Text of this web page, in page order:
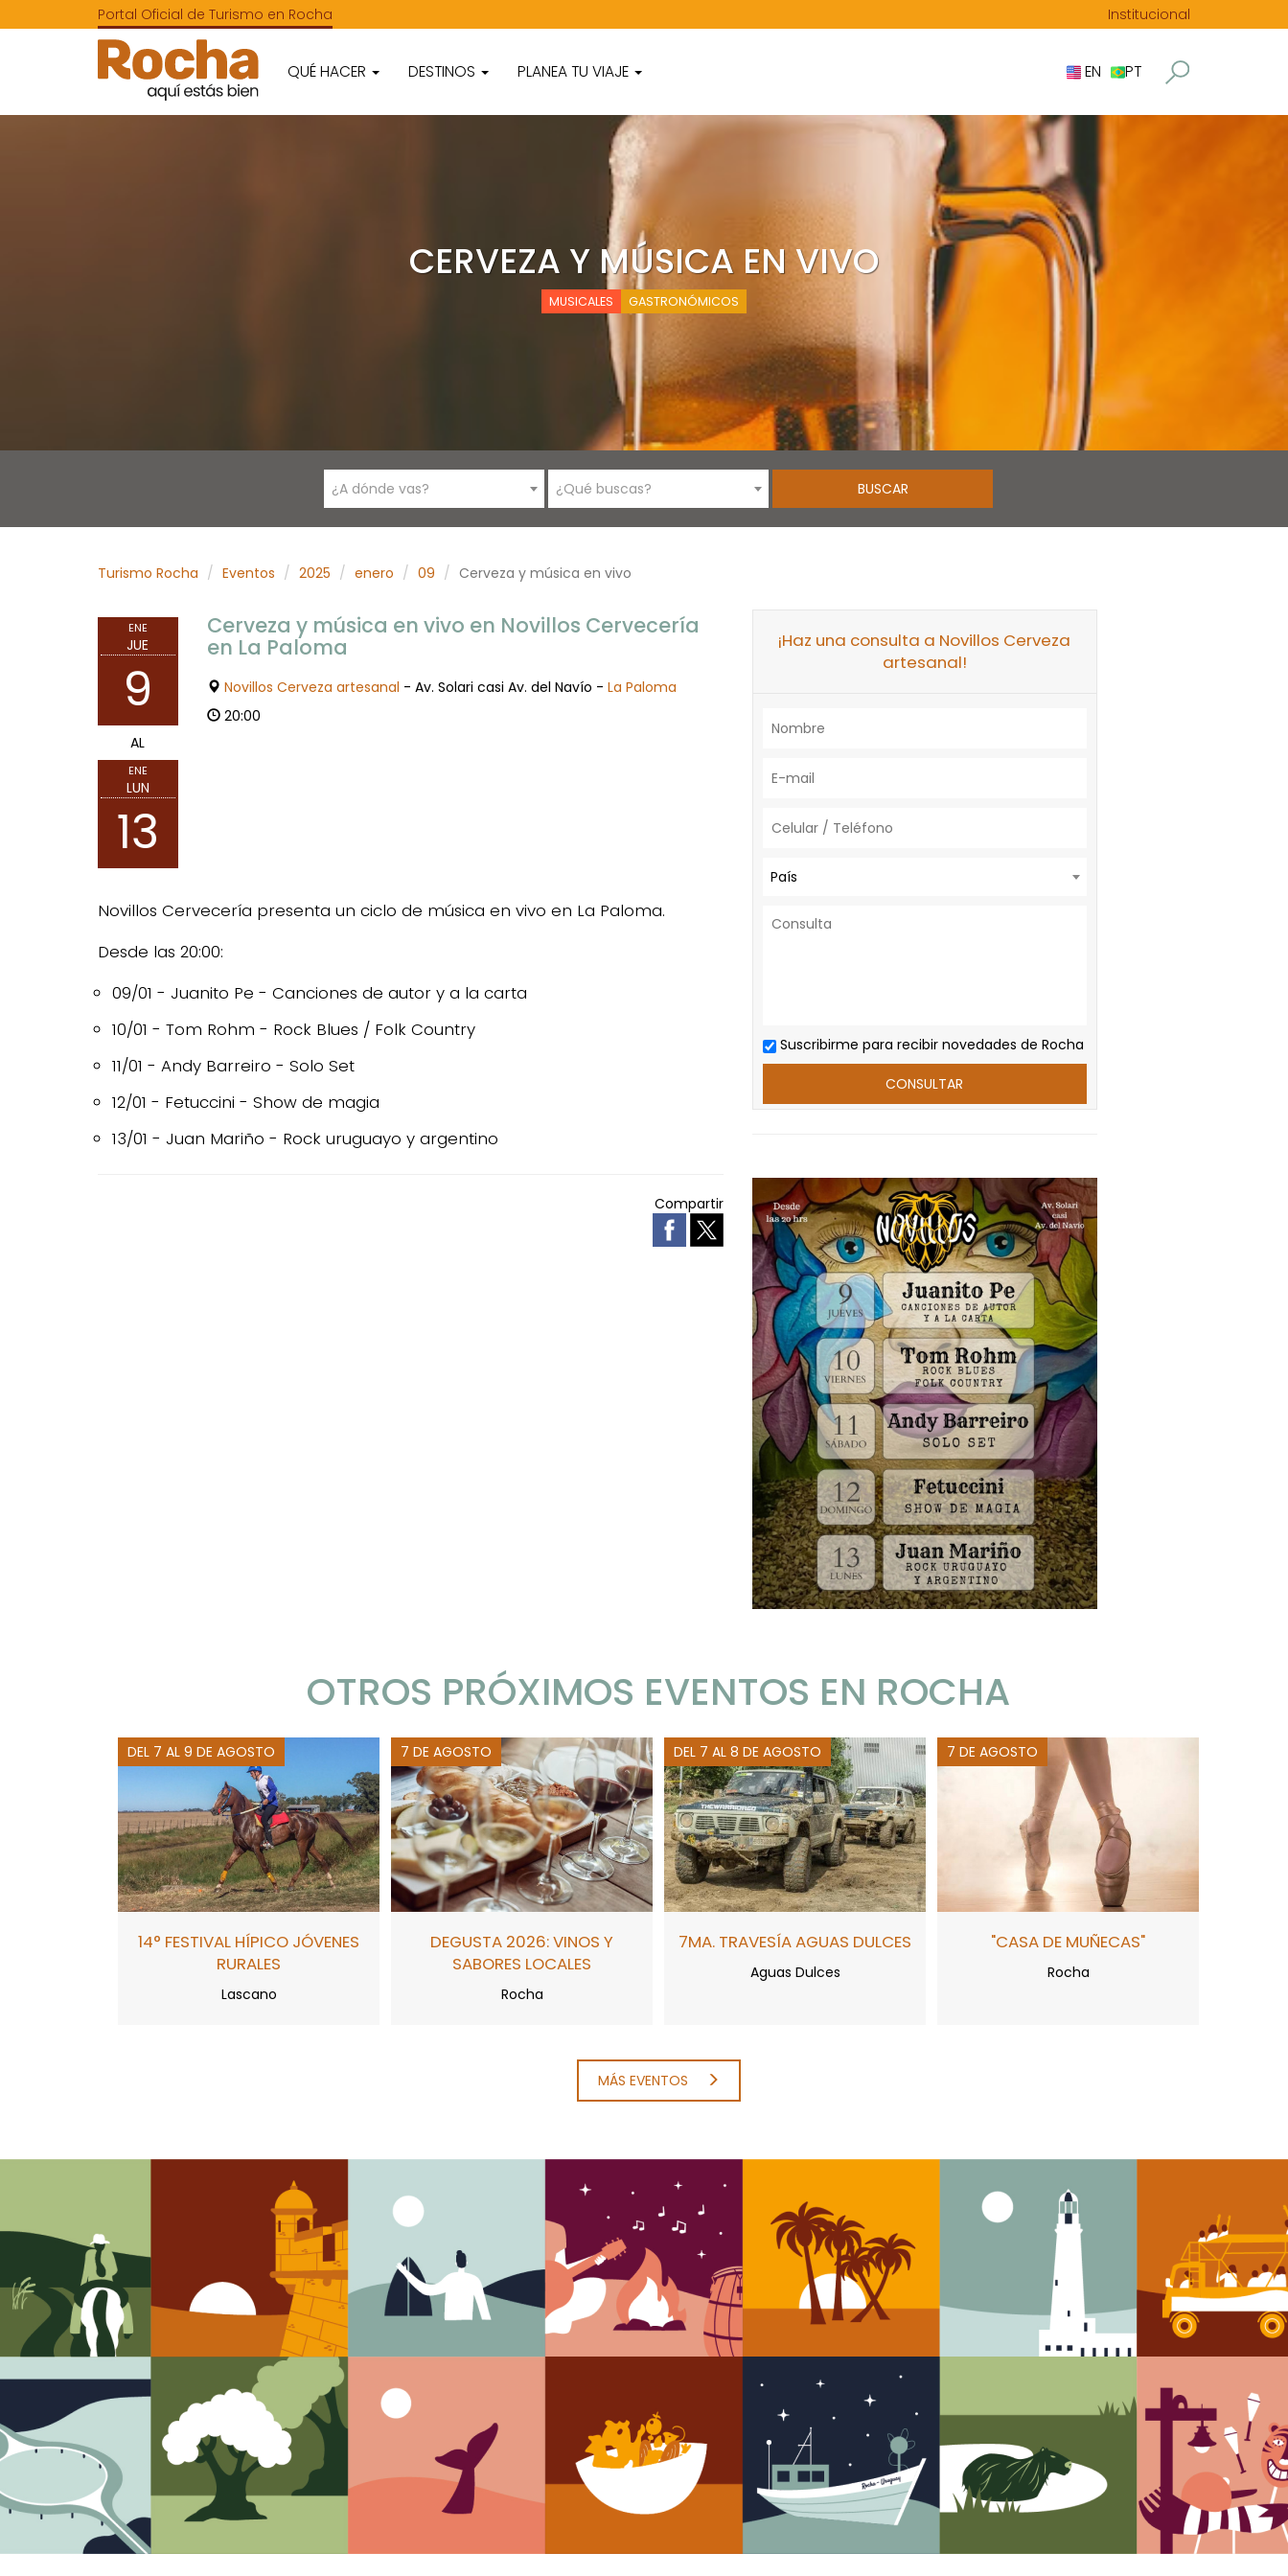
Portal Oficial de Turismo en Rocha Institucional
QUÉ HACER DESTINOS PLANEA TU VIAJE EN PT
CERVEZA Y MÚSICA EN VIVO
MUSICALES GASTRONÓMICOS
¿A dónde vas? ¿Qué buscas?
Turismo Rocha Eventos 2025 enero 09 Cerveza y música en vivo
ENE
JUE
9
AL
ENE
LUN
13
Cerveza y música en vivo en Novillos Cervecería
en La Paloma
Novillos Cerveza artesanal - Av. Solari casi Av. del Navío - La Paloma
20:00
Novillos Cervecería presenta un ciclo de música en vivo en La Paloma.
Desde las 20:00:
09/01 - Juanito Pe - Canciones de autor y a la carta
10/01 - Tom Rohm - Rock Blues / Folk Country
11/01 - Andy Barreiro - Solo Set
12/01 - Fetuccini - Show de magia
13/01 - Juan Mariño - Rock uruguayo y argentino
Compartir
¡Haz una consulta a Novillos Cerveza
artesanal!
País
Suscribirme para recibir novedades de Rocha
OTROS PRÓXIMOS EVENTOS EN ROCHA
DEL 7 AL 9 DE AGOSTO
14° FESTIVAL HÍPICO JÓVENES
RURALES
Lascano
7 DE AGOSTO
DEGUSTA 2026: VINOS Y
SABORES LOCALES
Rocha
DEL 7 AL 8 DE AGOSTO
7MA. TRAVESÍA AGUAS DULCES
Aguas Dulces
7 DE AGOSTO
"CASA DE MUÑECAS"
Rocha
MÁS EVENTOS